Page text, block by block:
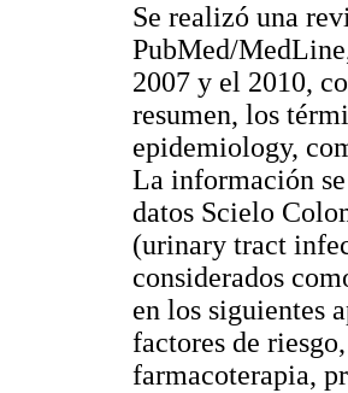
Se realizó una
PubMed/
2007 y el 2010,
resumen, los
epidemiology,
La información
datos Scielo
(urinary tract
considerados
en los siguientes
factores de
farmacoterapia,